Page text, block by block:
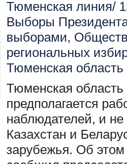
Тюменская линия/
Выборы
выборами,
региональных
Тюменская область
Тюменская область
предполагается
наблюдателей, и не
Казахстан и
зарубежья. Об